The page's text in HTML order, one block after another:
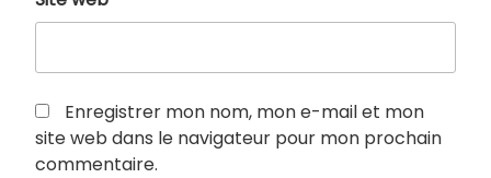
Enregistrer mon nom, mon e-mail et mon
site web dans le navigateur pour mon prochain
commentaire.